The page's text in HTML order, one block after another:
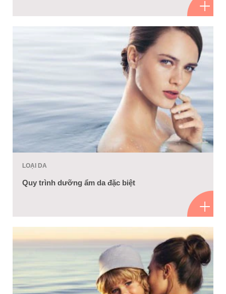
LOẠI DA
Quy trình dưỡng ẩm da đặc biệt